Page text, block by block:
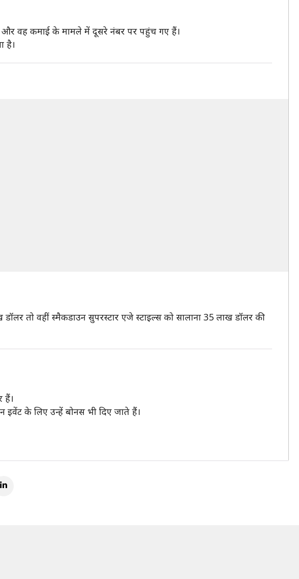
और वह कमाई के मामले में दूसरे नंबर पर पहुंच गए हैं।
है।
तो वहीं स्मैकडाउन सुपरस्टार एजे स्टाइल्स को सालाना 35 लाख डॉलर की
हैं।
इवेंट के लिए उन्हें बोनस भी दिए जाते हैं।